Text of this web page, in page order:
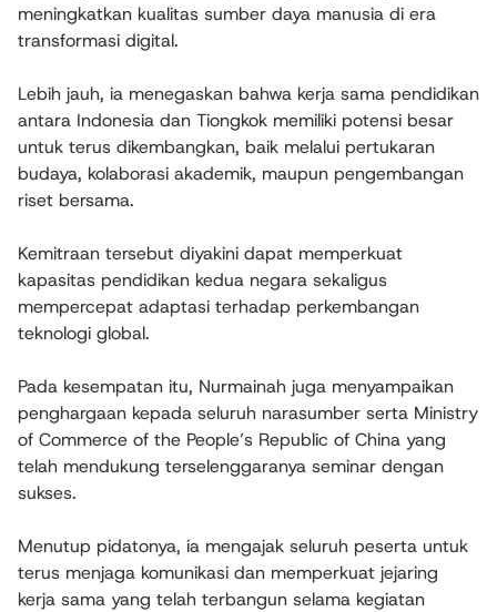
meningkatkan kualitas sumber daya manusia di era
transformasi digital.
Lebih jauh, ia menegaskan bahwa kerja sama pendidikan
antara Indonesia dan Tiongkok memiliki potensi besar
untuk terus dikembangkan, baik melalui pertukaran
budaya, kolaborasi akademik, maupun pengembangan
riset bersama.
Kemitraan tersebut diyakini dapat memperkuat
kapasitas pendidikan kedua negara sekaligus
mempercepat adaptasi terhadap perkembangan
teknologi global.
Pada kesempatan itu, Nurmainah juga menyampaikan
penghargaan kepada seluruh narasumber serta Ministry
of Commerce of the People’s Republic of China yang
telah mendukung terselenggaranya seminar dengan
sukses.
Menutup pidatonya, ia mengajak seluruh peserta untuk
terus menjaga komunikasi dan memperkuat jejaring
kerja sama yang telah terbangun selama kegiatan